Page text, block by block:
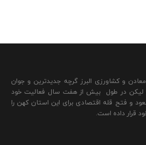
معادن و کشاورزی البرز گرچه جدیدترین و جوان
لیکن در طول بیش از هفت سال فعالیت خود
و فتح قله اقتصادی برای این استان کهن را
قرار داده است.